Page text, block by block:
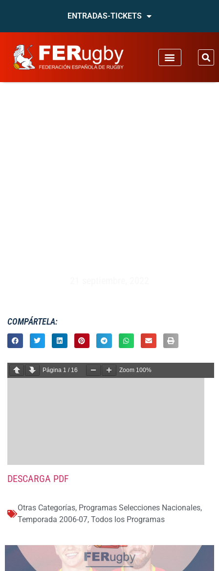
ENTRADAS-TICKETS
COMPÁRTELA:
Página 1 / 16 Zoom 100%
DESCARGA PDF
Otras Categorías, Programas Selecciones Nacionales,
Temporada 2006-07, Todos los Programas